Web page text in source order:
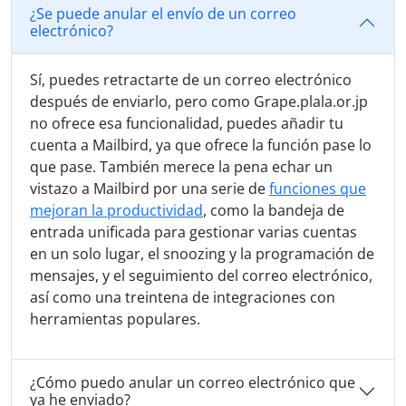
¿Se puede anular el envío de un correo
electrónico?
Sí, puedes retractarte de un correo electrónico
después de enviarlo, pero como Grape.plala.or.jp
no ofrece esa funcionalidad, puedes añadir tu
cuenta a Mailbird, ya que ofrece la función pase lo
que pase. También merece la pena echar un
vistazo a Mailbird por una serie defunciones que
mejoran la productividad, como la bandeja de
entrada unificada para gestionar varias cuentas
en un solo lugar, el snoozing y la programación de
mensajes, y el seguimiento del correo electrónico,
así como una treintena de integraciones con
herramientas populares.
¿Cómo puedo anular un correo electrónico que
ya he enviado?